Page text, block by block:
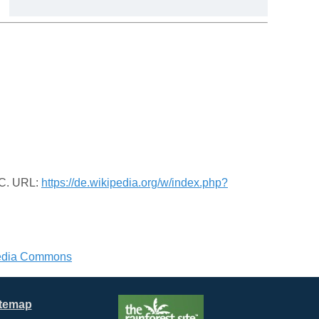
URL: https://de.wikipedia.org/w/index.php?
Commons